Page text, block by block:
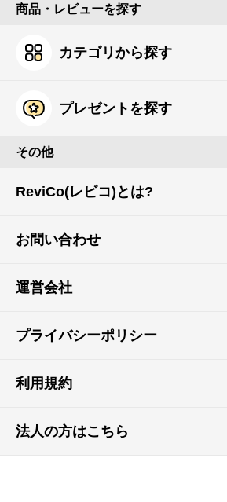
商品・レビューを探す
カテゴリから探す
プレゼントを探す
その他
ReviCo(レビコ)とは?
お問い合わせ
運営会社
プライバシーポリシー
利用規約
法人の方はこちら